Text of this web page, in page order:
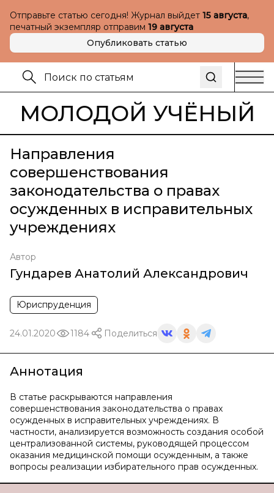
Отправьте статью сегодня! Журнал выйдет 15 августа,
печатный экземпляр отправим 19 августа
Опубликовать статью
МОЛОДОЙ УЧЁНЫЙ
Направления
совершенствования
законодательства о правах
осужденных в исправительных
учреждениях
Автор
Гундарев Анатолий Александрович
Юриспруденция
24.01.2020 1184 Поделиться
Аннотация
В статье раскрываются направления
совершенствования законодательства о правах
осужденных в исправительных учреждениях. В
частности, анализируется возможность создания особой
централизованной системы, руководящей процессом
оказания медицинской помощи осужденным, а также
вопросы реализации избирательного прав осужденных.